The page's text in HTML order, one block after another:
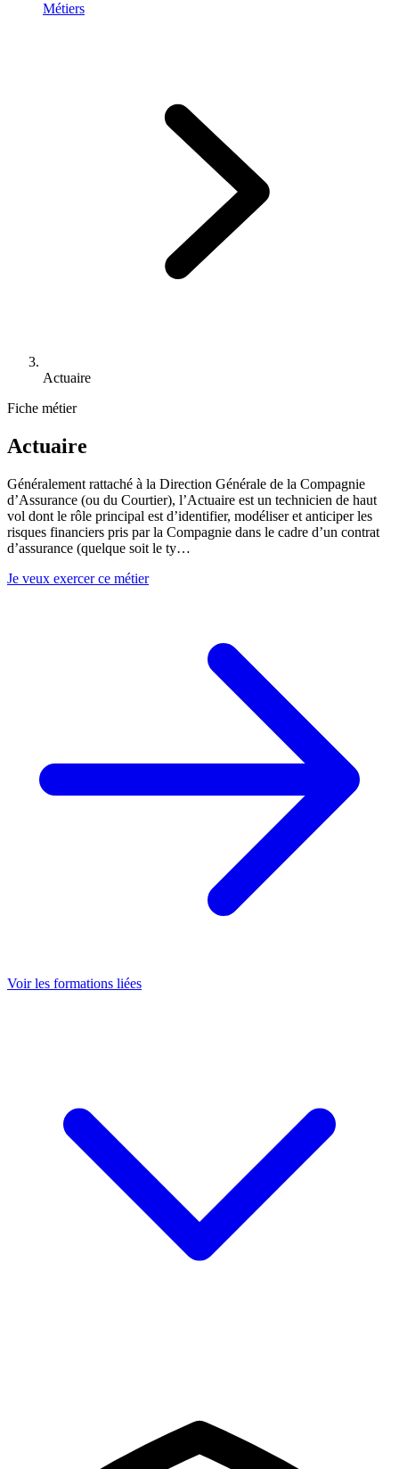
Métiers
Actuaire
Fiche métier
Actuaire
Généralement rattaché à la Direction Générale de la Compagnie
d’Assurance (ou du Courtier), l’Actuaire est un technicien de haut
vol dont le rôle principal est d’identifier, modéliser et anticiper les
risques financiers pris par la Compagnie dans le cadre d’un contrat
d’assurance (quelque soit le ty…
Je veux exercer ce métier
Voir les formations liées